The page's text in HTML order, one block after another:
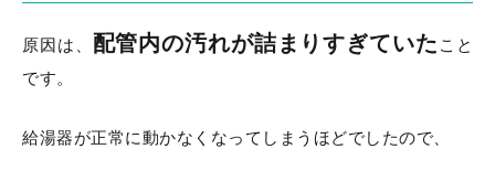
原因は、 配管内の汚れが詰まりすぎていた こと
です。
給湯器が正常に動かなくなってしまうほどでしたので、